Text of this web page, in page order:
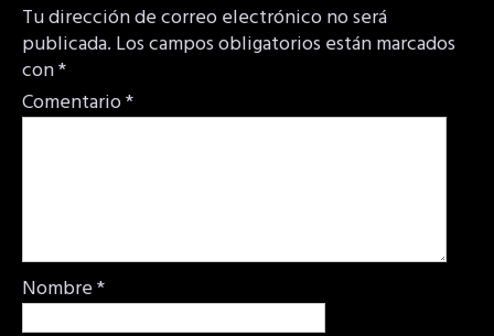
Tu dirección de correo electrónico no será
publicada. Los campos obligatorios están marcados
con*
Comentario*
Nombre*